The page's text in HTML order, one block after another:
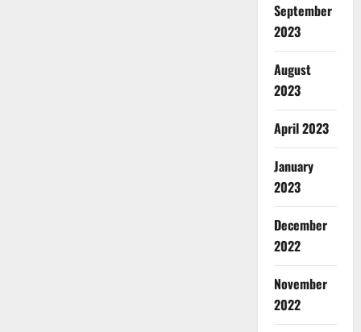
September
2023
August
2023
April 2023
January
2023
December
2022
November
2022